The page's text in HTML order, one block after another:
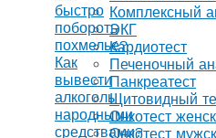
быстро
побороть
похмелье?
Как
вывести
алкоголь
народными
средствами?
Комплексный
ЭКГ
Кардиотест
Печеночный
Панкреатест
Щитовидный
Онкотест
Онкотест